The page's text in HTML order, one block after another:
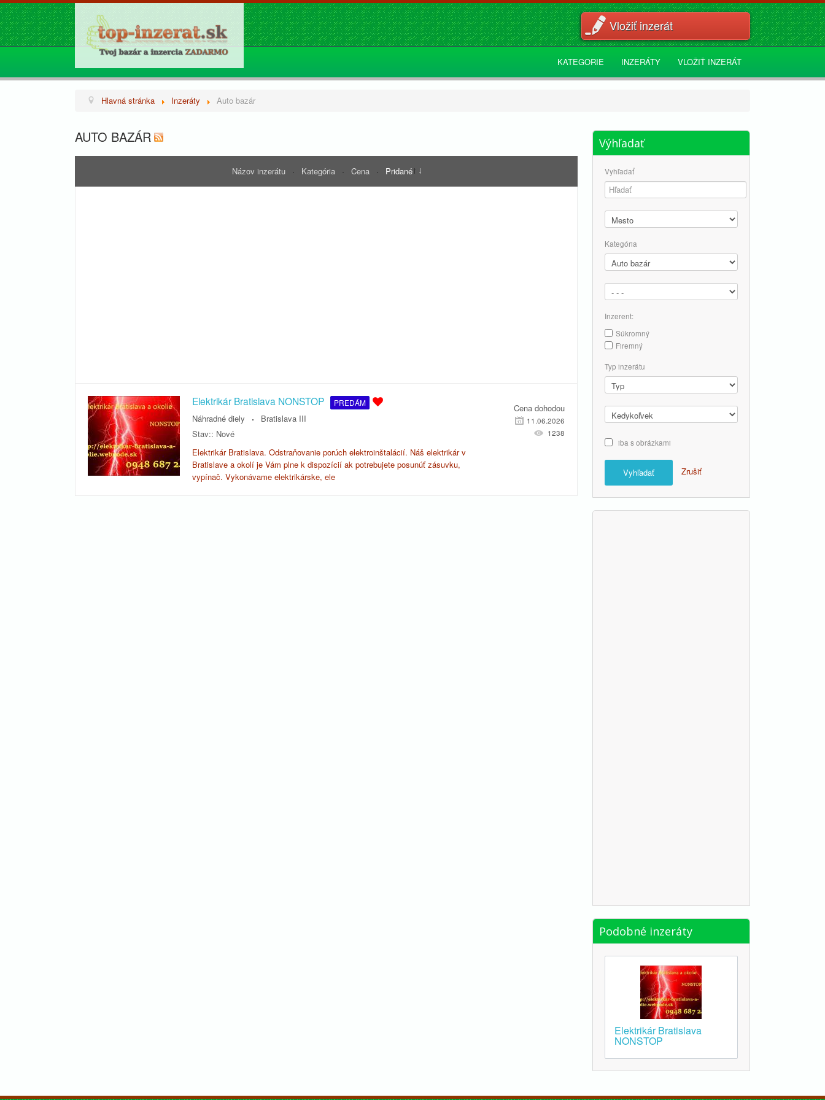
Vložiť inzerát
KATEGORIE INZERÁTY VLOŽIŤ INZERÁT
Hlavná stránka Inzeráty Auto bazár
AUTO BAZÁR
Názov inzerátu Kategória Cena Pridané
Elektrikár Bratislava NONSTOP PREDÁM
Náhradné diely
Bratislava III
Stav:: Nové
Elektrikár Bratislava. Odstraňovanie porúch elektroinštalácií. Náš elektrikár v
Bratislave a okolí je Vám plne k dispozícií ak potrebujete posunúť zásuvku,
vypínač. Vykonávame elektrikárske, ele
Cena dohodou
11.06.2026
1238
Výhľadať
Vyhľadať
Kategória
Inzerent:
Súkromný
Firemný
Typ inzerátu
iba s obrázkami
Vyhľadať Zrušiť
Podobné inzeráty
Elektrikár Bratislava
NONSTOP